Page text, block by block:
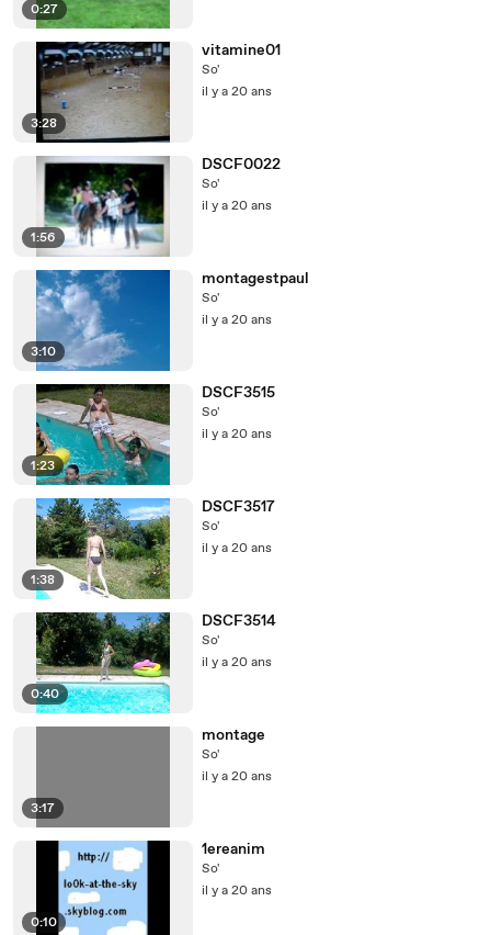
0:27
3:28
vitamine01
So'
il y a 20 ans
1:56
DSCF0022
So'
il y a 20 ans
3:10
montagestpaul
So'
il y a 20 ans
1:23
DSCF3515
So'
il y a 20 ans
1:38
DSCF3517
So'
il y a 20 ans
0:40
DSCF3514
So'
il y a 20 ans
3:17
montage
So'
il y a 20 ans
0:10
1ereanim
So'
il y a 20 ans